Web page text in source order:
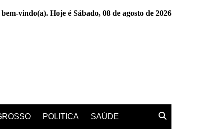
bem-vindo(a). Hoje é Sábado, 08 de agosto de 2026
POLITICA SAÚDE